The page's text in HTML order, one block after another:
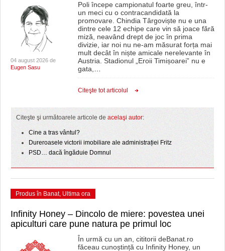
04 august 2026 de
Eugen Sasu
Poli începe campionatul foarte greu, într-
un meci cu o contracandidată la
promovare. Chindia Târgoviște nu e una
dintre cele 12 echipe care vin să joace fără
miză, neavând drept de joc în prima
divizie, iar noi nu ne-am măsurat forța mai
mult decât în niște amicale nerelevante în
Austria. Stadionul „Eroii Timișoarei” nu e
gata,…
Citeşte tot articolul
Citeşte şi următoarele articole de acelaşi autor:
Cine a tras vântul?
Dureroasele victorii imobiliare ale administrației Fritz
PSD… dacă îngăduie Domnul
Produs în Banat, Ultima ora
Infinity Honey – Dincolo de miere: povestea unei
apiculturi care pune natura pe primul loc
În urmă cu un an, cititorii deBanat.ro
făceau cunoștință cu Infinity Honey, un